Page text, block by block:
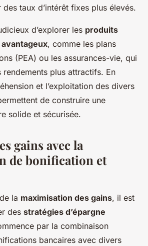
taux d’intérêt fixes plus élevés.
d’explorer les produits
avantageux, comme les plans
(PEA) ou les assurances-vie, qui
plus attractifs. En
et l’exploitation des divers
de construire une
solide et sécurisée.
gains avec la
de bonification et
la maximisation des gains, il est
des stratégies d’épargne
par la combinaison
bancaires avec divers